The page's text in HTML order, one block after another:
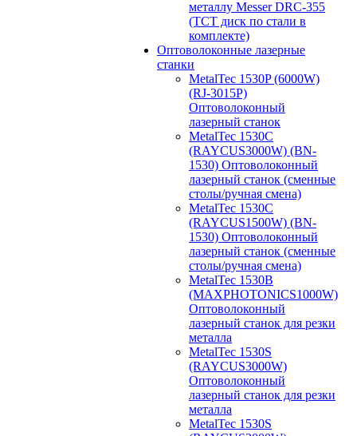
металлу Messer DRC-355
(ТСТ диск по стали в
комплекте)
Оптоволоконные лазерные
станки
MetalTec 1530P (6000W)
(RJ-3015P)
Оптоволоконный
лазерный станок
MetalTec 1530С
(RAYCUS3000W) (BN-
1530) Оптоволоконный
лазерный станок (сменные
столы/ручная смена)
MetalTec 1530С
(RAYCUS1500W) (BN-
1530) Оптоволоконный
лазерный станок (сменные
столы/ручная смена)
MetalTec 1530B
(MAXPHOTONICS1000W)
Оптоволоконный
лазерный станок для резки
металла
MetalTec 1530S
(RAYCUS3000W)
Оптоволоконный
лазерный станок для резки
металла
MetalTec 1530S